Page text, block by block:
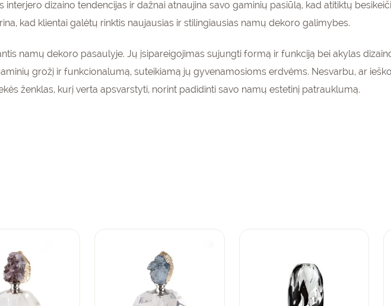
interjero dizaino tendencijas ir dažnai atnaujina savo gaminių pasiūlą, kad atitiktų
kad klientai galėtų rinktis naujausias ir stilingiausias namų dekoro galimybes.
namų dekoro pasaulyje. Jų įsipareigojimas sujungti formą ir funkciją bei akylas
grožį ir funkcionalumą, suteikiamą jų gyvenamosioms erdvėms. Nesvarbu, ar
ženklas, kurį verta apsvarstyti, norint padidinti savo namų estetinį patrauklumą.